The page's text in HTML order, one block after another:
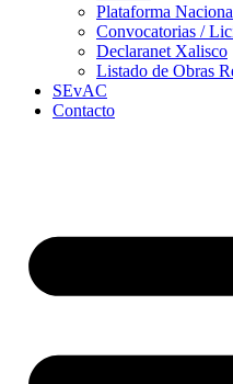
Plataforma
Convocatorias /
Declaranet Xalisco
Listado de Obras
SEvAC
Contacto